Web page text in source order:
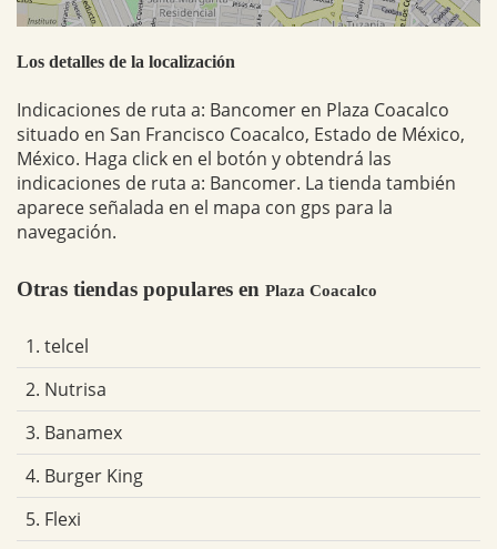
Los detalles de la localización
Indicaciones de ruta a: Bancomer en Plaza Coacalco
situado en San Francisco Coacalco, Estado de México,
México. Haga click en el botón y obtendrá las
indicaciones de ruta a: Bancomer. La tienda también
aparece señalada en el mapa con gps para la
navegación.
Otras tiendas populares en Plaza Coacalco
1. telcel
2. Nutrisa
3. Banamex
4. Burger King
5. Flexi